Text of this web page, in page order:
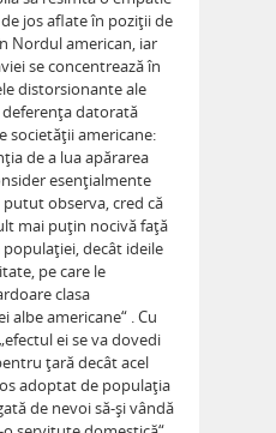
jos aflate în poziţii de
Nordul american, iar
se concentrează în
distorsionante ale
datorată
societăţii americane:
de a lua apărarea
esenţialmente
observa, cred că
mai puţin nocivă faţă
decât ideile
pe care le
clasa
albe americane“ . Cu
ei se va dovedi
ţară decât acel
adoptat de populaţia
de nevoi să-şi vândă